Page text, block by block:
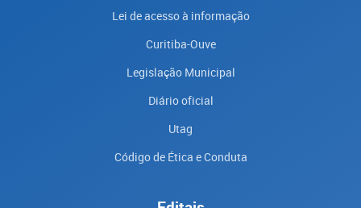
Lei de acesso à informação
Curitiba-Ouve
Legislação Municipal
Diário oficial
Utag
Código de Ética e Conduta